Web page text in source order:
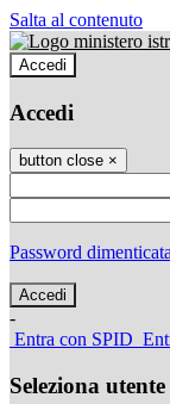
Salta al contenuto
Accedi
Accedi
button close ×
Password
-
Entra con SPID
Seleziona utente